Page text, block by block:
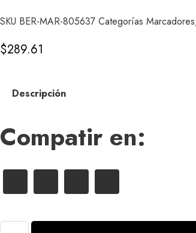
SKU BER-MAR-805637 Categorías Marcadores
$289.61
Descripción
Compatir en: